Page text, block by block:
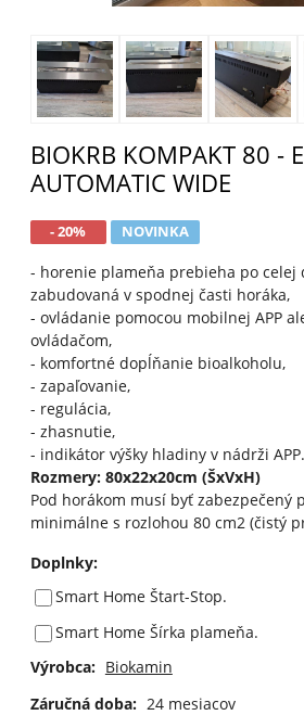
BIOKRB KOMPAKT 80 -
AUTOMATIC WIDE
- 20% NOVINKA
- horenie plameňa prebieha po celej
zabudovaná v spodnej časti horáka,
- ovládanie pomocou mobilnej APP
ovládačom,
- komfortné dopĺňanie bioalkoholu,
- zapaľovanie,
- regulácia,
- zhasnutie,
- indikátor výšky hladiny v nádrži APP.
Rozmery: 80x22x20cm (ŠxVxH)
Pod horákom musí byť zabezpečený
minimálne s rozlohou 80 cm2 (čistý
Doplnky:
Smart Home Štart-Stop.
Smart Home Šírka plameňa.
Výrobca: Biokamin
Záručná doba: 24 mesiacov